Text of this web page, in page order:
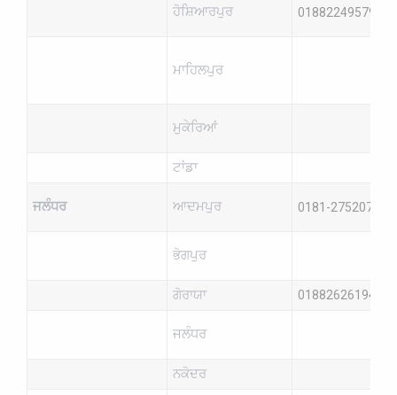
ਹੋਸ਼ਿਆਰਪੁਰ 01882249579
ਮਾਹਿਲਪੁਰ
ਮੁਕੇਰਿਆਂ
ਟਾਂਡਾ
ਜਲੰਧਰ ਆਦਮਪੁਰ 0181-2752076
ਭੋਗਪੁਰ
ਗੋਰਾਯਾ 018826261949
ਜਲੰਧਰ
ਨਕੋਦਰ